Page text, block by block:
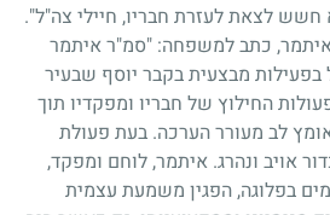
לצאת לעזרת חבריו, חיילי צה"ל".
כתב למשפחה: "סמ"ר איתמר
בפעילות מבצעית בקבר יוסף שבעיר
החילוץ של חבריו ומפקדיו תוך
לב מעורר הערכה. בעת פעולת
אויב ונהרג. איתמר, לוחם ומפקד,
בפלוגה, הפגין משמעת עצמית